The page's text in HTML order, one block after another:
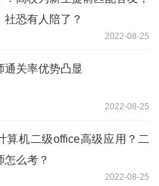
社恐有人陪了？
2022-08-25
通关率优势凸显
2022-08-25
算机二级office高级应用？二
怎么考？
2022-08-25